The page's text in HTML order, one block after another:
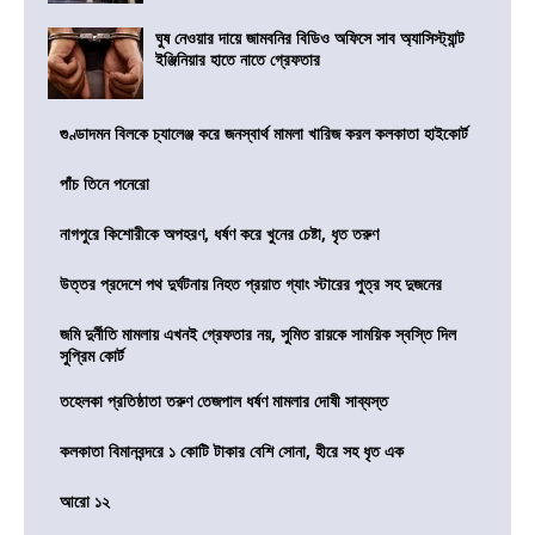
ঘুষ নেওয়ার দায়ে জামবনির বিডিও অফিসে সাব অ্যাসিস্ট্যান্ট
ইঞ্জিনিয়ার হাতে নাতে গ্রেফতার
গুণ্ডাদমন বিলকে চ্যালেঞ্জ করে জনস্বার্থ মামলা খারিজ করল কলকাতা হাইকোর্ট
পাঁচ তিনে পনেরো
নাগপুরে কিশোরীকে অপহরণ, ধর্ষণ করে খুনের চেষ্টা, ধৃত তরুণ
উত্তর প্রদেশে পথ দুর্ঘটনায় নিহত প্রয়াত গ্যাং স্টারের পুত্র সহ দুজনের
জমি দুর্নীতি মামলায় এখনই গ্রেফতার নয়, সুমিত রায়কে সাময়িক স্বস্তি দিল
সুপ্রিম কোর্ট
তহেলকা প্রতিষ্ঠাতা তরুণ তেজপাল ধর্ষণ মামলার দোষী সাব্যস্ত
কলকাতা বিমানবন্দরে ১ কোটি টাকার বেশি সোনা, হীরে সহ ধৃত এক
আরো ১২